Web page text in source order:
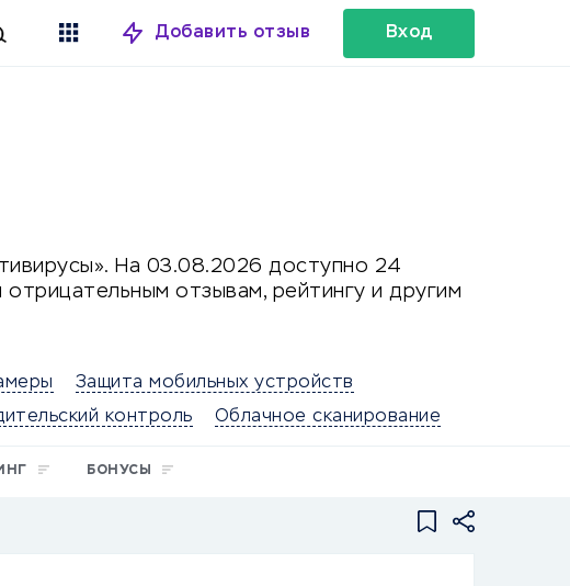
Добавить отзыв Вход
На 03.08.2026 доступно 24
отзывам, рейтингу и другим
Защита мобильных устройств
контроль Облачное сканирование
БОНУСЫ